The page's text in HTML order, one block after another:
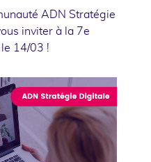
ADN Stratégie
inviter à la 7e
14/03 !